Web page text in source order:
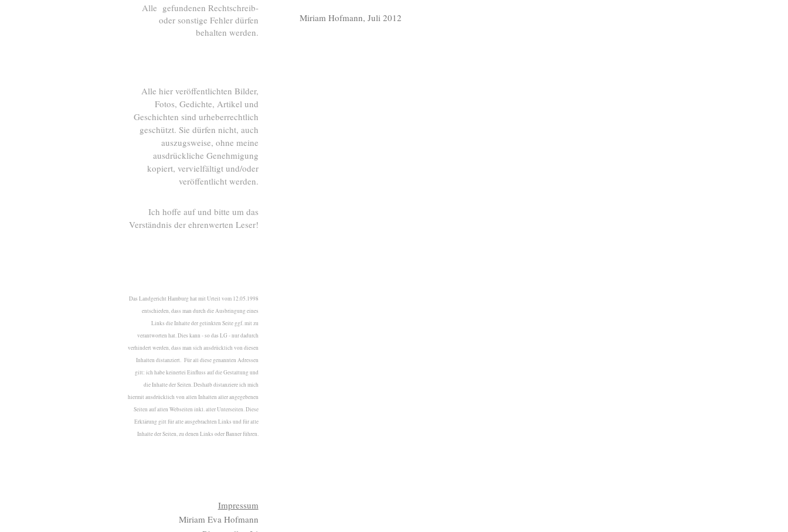
Miriam Hofmann, Juli 2012
Alle gefundenen Rechtschreib-
oder sonstige Fehler dürfen
behalten werden.
Alle hier veröffentlichten Bilder,
Fotos, Gedichte, Artikel und
Geschichten sind urheberrechtlich
geschützt. Sie dürfen nicht, auch
auszugsweise, ohne meine
ausdrückliche Genehmigung
kopiert, vervielfältigt und/oder
veröffentlicht werden.
Ich hoffe auf und bitte um das
Verständnis der ehrenwerten Leser!
Das Landgericht Hamburg hat mit Urteil vom 12.05.1998
entschieden, dass man durch die Ausbringung eines
Links die Inhalte der gelinkten Seite ggf. mit zu
verantworten hat. Dies kann - so das LG - nur dadurch
verhindert werden, dass man sich ausdrücklich von diesen
Inhalten distanziert. Für all diese genannten Adressen
gilt: ich habe keinerlei Einfluss auf die Gestaltung und
die Inhalte der Seiten. Deshalb distanziere ich mich
hiermit ausdrücklich von allen Inhalten aller angegebenen
Seiten auf allen Webseiten inkl. aller Unterseiten. Diese
Erklärung gilt für alle ausgebrachten Links und für alle
Inhalte der Seiten, zu denen Links oder Banner führen.
Impressum
Miriam Eva Hofmann